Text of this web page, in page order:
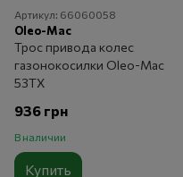
Артикул: 66060058
Oleo-Mac
Трос привода колес
газонокосилки Oleo-Mac
53ТХ
936 грн
В наличии
Купить